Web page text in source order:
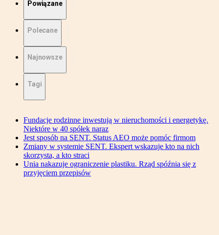
Powiązane
Polecane
Najnowsze
Tagi
Fundacje rodzinne inwestują w nieruchomości i energetykę.
Niektóre w 40 spółek naraz
Jest sposób na SENT. Status AEO może pomóc firmom
Zmiany w systemie SENT. Ekspert wskazuje kto na nich
skorzysta, a kto straci
Unia nakazuje ograniczenie plastiku. Rząd spóźnia się z
przyjęciem przepisów